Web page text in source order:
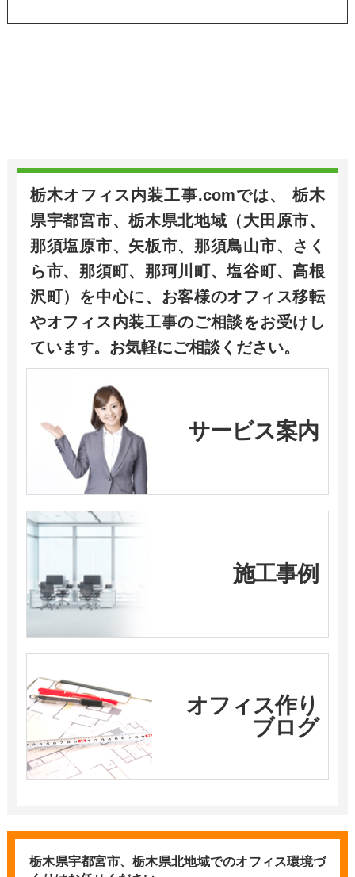
栃木オフィス内装工事.comでは、 栃木
県宇都宮市、栃木県北地域（大田原市、
那須塩原市、矢板市、那須鳥山市、さく
ら市、那須町、那珂川町、塩谷町、高根
沢町）を中心に、お客様のオフィス移転
やオフィス内装工事のご相談をお受けし
ています。お気軽にご相談ください。
サービス案内
施工事例
オフィス作り
ブログ
栃木県宇都宮市、栃木県北地域でのオフィス環境づ